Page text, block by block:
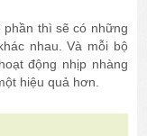
thì sẽ có những
nhau. Và mỗi bộ
động nhịp nhàng
hiệu quả hơn.